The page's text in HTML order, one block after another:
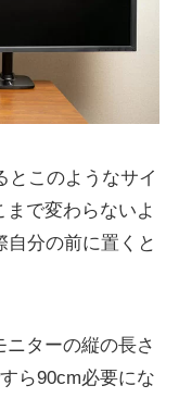
とこのようなサイ
で変わらないよ
自分の前に置くと
ターの縦の長さ
ら90cm必要にな